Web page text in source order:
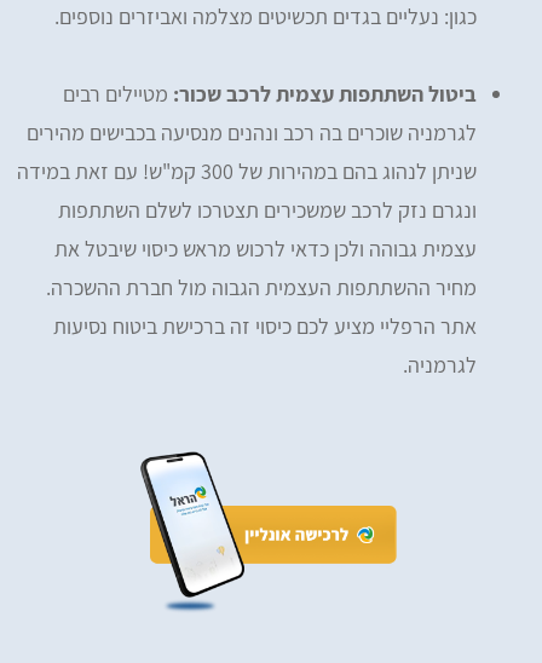
כגון: נעליים בגדים תכשיטים מצלמה ואביזרים נוספים.
ביטול השתתפות עצמית לרכב שכור: מטיילים רבים
לגרמניה שוכרים בה רכב ונהנים מנסיעה בכבישים מהירים
שניתן לנהוג בהם במהירות של 300 קמ"ש! עם זאת במידה
ונגרם נזק לרכב שמשכירים תצטרכו לשלם השתתפות
עצמית גבוהה ולכן כדאי לרכוש מראש כיסוי שיבטל את
מחיר ההשתתפות העצמית הגבוה מול חברת ההשכרה.
אתר הרפליי מציע לכם כיסוי זה ברכישת ביטוח נסיעות
לגרמניה.